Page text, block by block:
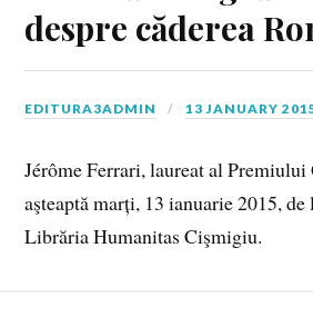
despre căderea
EDITURA3ADMIN 13 JANUARY
Jérôme Ferrari, laureat al
aşteaptă marți, 13 ianuarie 2015, de
Librăria Humanitas Cişmigiu.